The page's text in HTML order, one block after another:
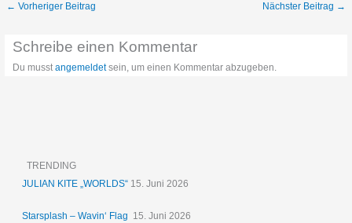
← Vorheriger Beitrag Nächster Beitrag →
Schreibe einen Kommentar
Du musstangemeldetsein, um einen Kommentar abzugeben.
TRENDING
JULIAN KITE „WORLDS“ 15. Juni 2026
Starsplash – Wavin‘ Flag 15. Juni 2026